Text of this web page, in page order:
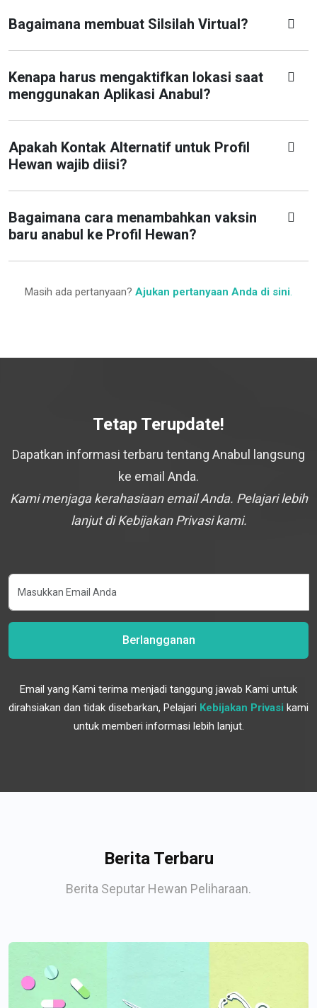
Bagaimana membuat Silsilah Virtual?
Kenapa harus mengaktifkan lokasi saat
menggunakan Aplikasi Anabul?
Apakah Kontak Alternatif untuk Profil
Hewan wajib diisi?
Bagaimana cara menambahkan vaksin
baru anabul ke Profil Hewan?
Masih ada pertanyaan? Ajukan pertanyaan Anda di sini.
Tetap Terupdate!
Dapatkan informasi terbaru tentang Anabul langsung
ke email Anda.
Kami menjaga kerahasiaan email Anda. Pelajari lebih
lanjut di Kebijakan Privasi kami.
Berlangganan
Email yang Kami terima menjadi tanggung jawab Kami untuk
dirahsiakan dan tidak disebarkan, Pelajari Kebijakan Privasi kami
untuk memberi informasi lebih lanjut.
Berita Terbaru
Berita Seputar Hewan Peliharaan.